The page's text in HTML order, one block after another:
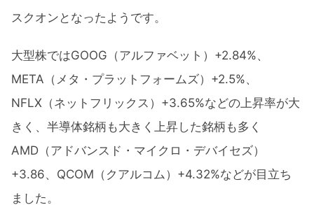
スクオンとなったようです。
大型株ではGOOG（アルファベット）+2.84%、
META（メタ・プラットフォームズ）+2.5%、
NFLX（ネットフリックス）+3.65%などの上昇率が大
きく、半導体銘柄も大きく上昇した銘柄も多く
AMD（アドバンスド・マイクロ・デバイセズ）
+3.86、QCOM（クアルコム）+4.32%などが目立ち
ました。